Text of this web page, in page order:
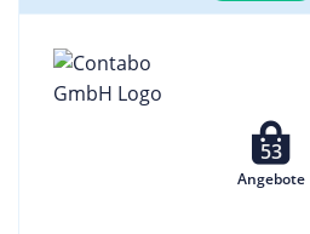
53
Angebote